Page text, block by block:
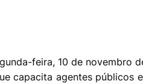
feira, 10 de novembro
capacita agentes públicos